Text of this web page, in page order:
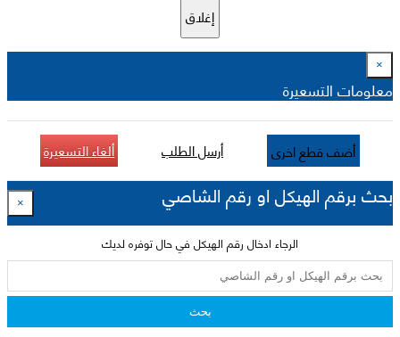
إغلاق
×
معلومات التسعيرة
أضف قطع اخرى أرسل الطلب ألغاء التسعيرة
بحث برقم الهيكل او رقم الشاصي ×
الرجاء ادخال رقم الهيكل في حال توفره لديك
بحث